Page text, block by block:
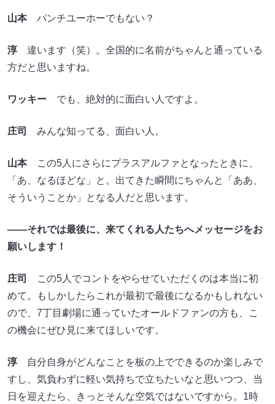
山本パンチユーホーでもない？
淳 違います（笑）。全国的に名前がちゃんと通っている
方だと思いますね。
ワッキー でも、絶対的に面白い人ですよ。
庄司 みんな知ってる、面白い人。
山本この5人にさらにプラスアルファとなったときに、
「あ、なるほどな」と。出てきた瞬間にちゃんと「ああ、
そういうことか」となる人だと思います。
――それでは最後に、来てくれる人たちへメッセージをお
願いします！
庄司
この5人でコントをやらせていただくのは本当に初
めて。もしかしたらこれが最初で最後になるかもしれない
ので、7丁目劇場に通っていたオールドファンの方も、こ
の機会にぜひ見に来てほしいです。
淳 自分自身がどんなことを板の上でできるのか楽しみで
すし、気負わずに軽い気持ちで立ちたいなと思いつつ、当
日を迎えたら、きっとそんな空気ではないですから。1時